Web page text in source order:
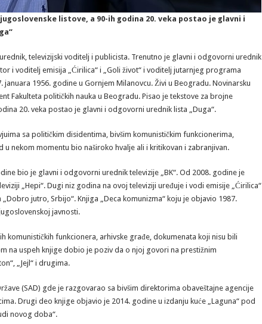
listove, a 90-ih godina 20. veka postao je glavni i
televizijski voditelj i publicista. Trenutno je glavni i odgovorni urednik
i voditelj emisija „Ćirilica“ i „Goli život“ i voditelj jutarnjeg programa
januara 1956. godine u Gornjem Milanovcu. Živi u Beogradu. Novinarsku
Fakulteta političkih nauka u Beogradu. Pisao je tekstove za brojne
20. veka postao je glavni i odgovorni urednik lista „Duga“.
sa političkim disidentima, bivšim komunističkim funkcionerima,
u nekom momentu bio naširoko hvalje ali i kritikovan i zabranjivan.
bio je glavni i odgovorni urednik televizije „BK“. Od 2008. godine je
„Hepi“. Dugi niz godina na ovoj televiziji uređuje i vodi emisije „Ćirilica“
jutro, Srbijo“. Knjiga „Deca komunizma“ koju je objavio 1987.
javnosti.
komunističkih funkcionera, arhivske građe, dokumenata koji nisu bili
na uspeh knjige dobio je poziv da o njoj govori na prestižnim
„Jejl“ i drugima.
(SAD) gde je razgovarao sa bivšim direktorima obaveštajne agencije
Drugi deo knjige objavio je 2014. godine u izdanju kuće „Laguna“ pod
novog doba“.